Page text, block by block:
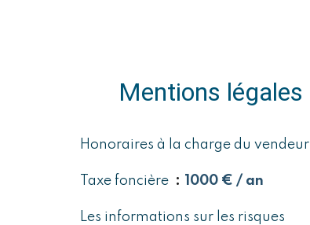
Mentions légales
Honoraires à la charge du vendeur
Taxe foncière 1000 € / an
Les informations sur les risques